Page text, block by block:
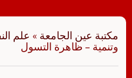
مكتبة عين الجامعة » علم
وتنمية – ظاهرة التسول